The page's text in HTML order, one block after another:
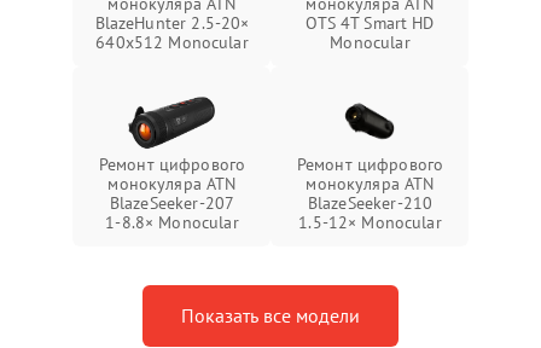
BlazeHunter 2.5‑20×
640x512 Monocular
OTS 4T Smart HD
Monocular
Ремонт цифрового
монокуляра ATN
BlazeSeeker‑207
1‑8.8× Monocular
Ремонт цифрового
монокуляра ATN
BlazeSeeker‑210
1.5‑12× Monocular
Показать все модели